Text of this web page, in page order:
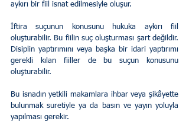
aykırı bir fiil isnat edilmesiyle oluşur.
İftira suçunun konusunu hukuka aykırı fiil
oluşturabilir. Bu fiilin suç oluşturması şart değildir.
Disiplin yaptırımını veya başka bir idari yaptırımı
gerekli kılan fiiller de bu suçun konusunu
oluşturabilir.
Bu isnadın yetkili makamlara ihbar veya şikâyette
bulunmak suretiyle ya da basın ve yayın yoluyla
yapılması gerekir.